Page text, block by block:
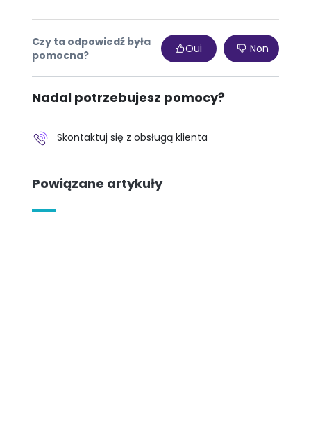
Czy ta odpowiedź była
pomocna?
Oui Non
Nadal potrzebujesz pomocy?
Skontaktuj się z obsługą klienta
Powiązane artykuły